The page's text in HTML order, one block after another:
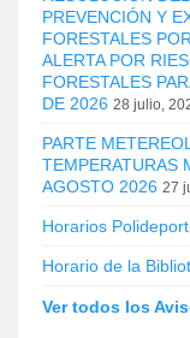
PREVENCIÓN Y
FORESTALES
ALERTA POR
FORESTALES
DE 2026 28 julio,
PARTE
TEMPERATURAS
AGOSTO 2026 27
Horarios
Horario de la
Ver todos los